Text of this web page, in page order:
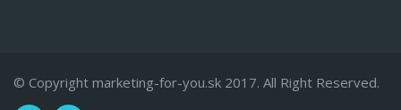
© Copyright marketing-for-you.sk 2017. All Right Reserved.